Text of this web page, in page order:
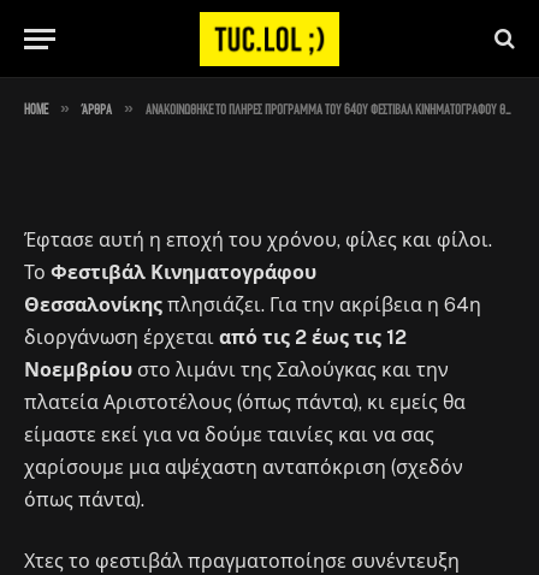
Home » Άρθρα » Ανακοινώθηκε το πλήρες πρόγραμμα του 64ου Φεστιβάλ Κινηματογράφου Θεσσαλονίκης, κρατήστε σημειώσεις
κρατήστε σημειώσεις
Έφτασε αυτή η εποχή του χρόνου, φίλες και φίλοι.
Το Φεστιβάλ Κινηματογράφου
Θεσσαλονίκης πλησιάζει. Για την ακρίβεια η 64η
διοργάνωση έρχεται από τις 2 έως τις 12
Νοεμβρίου στο λιμάνι της Σαλούγκας και την
πλατεία Αριστοτέλους (όπως πάντα), κι εμείς θα
είμαστε εκεί για να δούμε ταινίες και να σας
χαρίσουμε μια αψέχαστη ανταπόκριση (σχεδόν
όπως πάντα).
Χτες το φεστιβάλ πραγματοποίησε συνέντευξη